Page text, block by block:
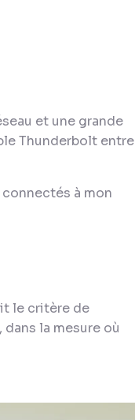
et une grande
Thunderbolt entre
à mon
le critère de
la mesure où